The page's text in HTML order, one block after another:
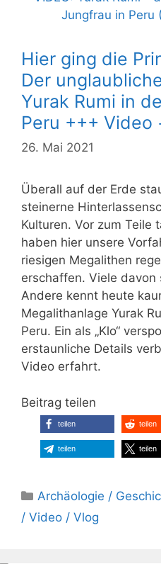
Hier ging die
Der
Yurak Rumi in
Peru +++ Video
26. Mai 2021
Überall auf der Erde
steinerne
Kulturen. Vor zum Teile
haben hier unsere
riesigen Megalithen
erschaffen. Viele
Andere kennt heute
Megalithanlage Yurak
Peru. Ein als „Klo“
erstaunliche Details
Video erfahrt.
Beitrag teilen
teilen teilen
teilen teilen
Kategorien
Archäologie /
/ Video / Vlog